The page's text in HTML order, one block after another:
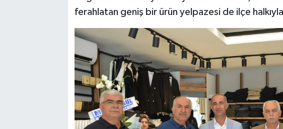
ferahlatan geniş bir ürün yelpazesi de ilçe